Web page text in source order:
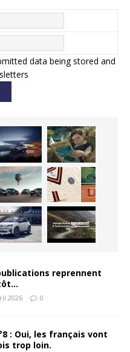
data being stored and
reprennent
2026 0
: Oui, les français vont
trop loin.